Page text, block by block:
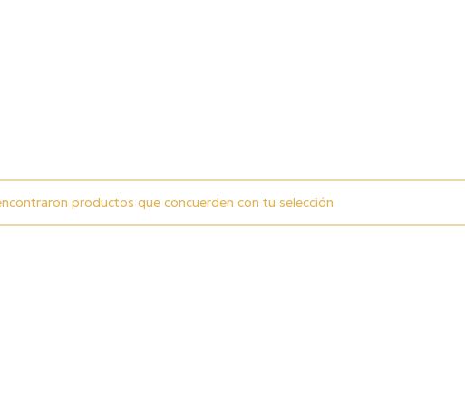
productos que concuerden con tu selección